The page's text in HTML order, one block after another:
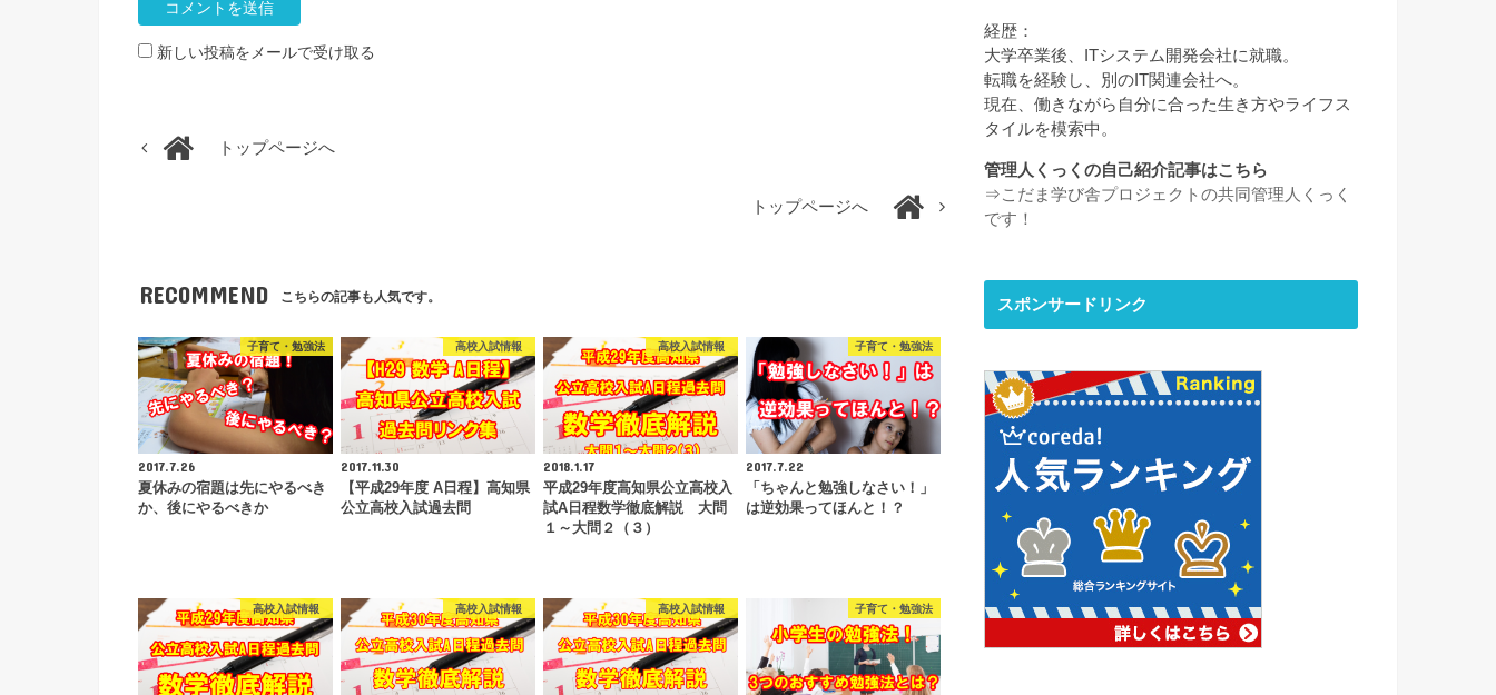
新しい投稿をメールで受け取る
トップページへ
トップページへ
RECOMMEND こちらの記事も人気です。
子育て・勉強法
2017.7.26
夏休みの宿題は先にやるべき
か、後にやるべきか
高校入試情報
2017.11.30
【平成29年度 A日程】高知県
公立高校入試過去問
高校入試情報
2018.1.17
平成29年度高知県公立高校入
試A日程数学徹底解説 大問
１～大問２（３）
子育て・勉強法
2017.7.22
「ちゃんと勉強しなさい！」
は逆効果ってほんと！？
高校入試情報 高校入試情報 高校入試情報 子育て・勉強法
経歴：
大学卒業後、ITシステム開発会社に就職。
転職を経験し、別のIT関連会社へ。
現在、働きながら自分に合った生き方やライフス
タイルを模索中。
管理人くっくの自己紹介記事はこちら
⇒こだま学び舎プロジェクトの共同管理人くっく
です！
スポンサードリンク